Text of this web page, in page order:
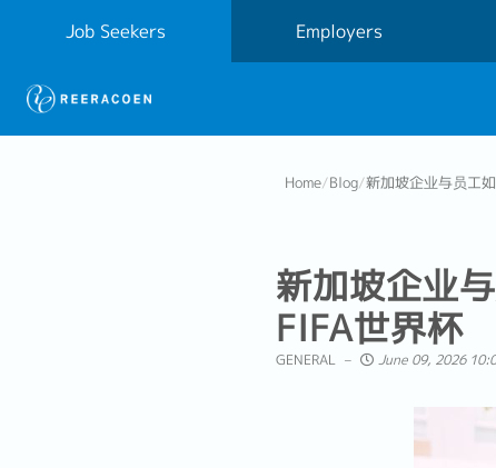
Job Seekers Employers
Home/Blog/新加坡企业与员工
新加坡企业
FIFA世界杯
GENERAL June 09, 2026